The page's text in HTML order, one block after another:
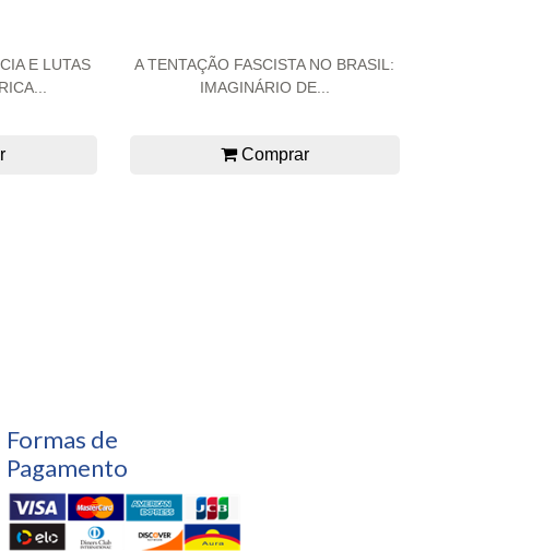
E LUTAS
A TENTAÇÃO FASCISTA NO BRASIL:
IMAGINÁRIO DE...
Comprar
Formas de
Pagamento